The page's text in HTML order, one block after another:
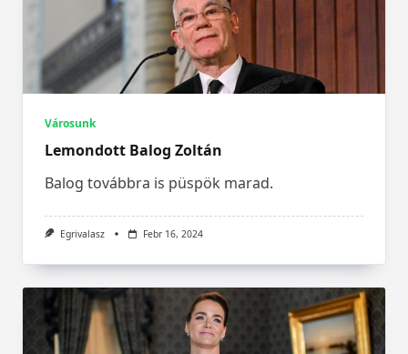
Városunk
Lemondott Balog Zoltán
Balog továbbra is püspök marad.
Egrivalasz Febr 16, 2024